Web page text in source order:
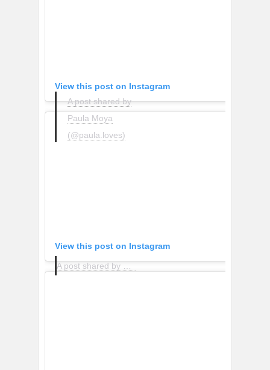
View this post on Instagram
A post shared by
Paula Moya
(@paula.loves)
View this post on Instagram